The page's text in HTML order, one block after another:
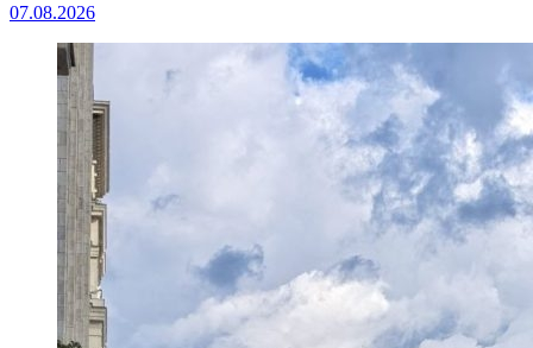
07.08.2026